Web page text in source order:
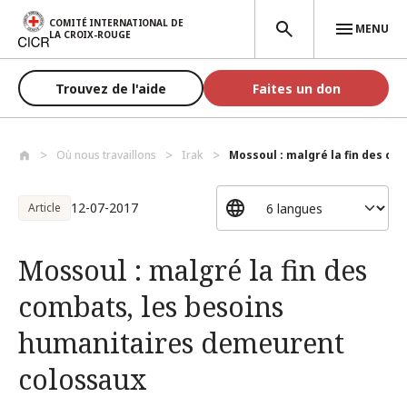
Aller au contenu principal
COMITÉ INTERNATIONAL DE
LA CROIX-ROUGE
MENU
Trouvez de l'aide Faites un don
Où nous travaillons Irak Mossoul : malgré la fin des
Article 12-07-2017
Mossoul : malgré la fin des
combats, les besoins
humanitaires demeurent
colossaux